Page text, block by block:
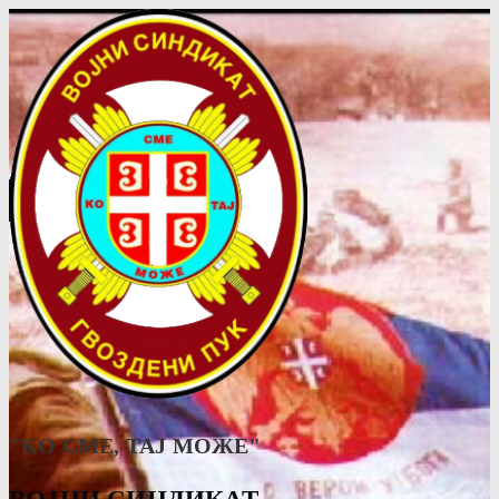
"КО СМЕ, ТАJ МОЖЕ"